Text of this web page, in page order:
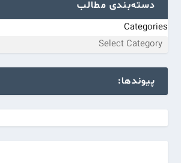
دسته‌بندی مطالب
Categories
پیوندها: